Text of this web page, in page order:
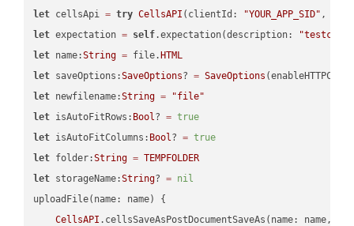
let cellsApi = try CellsAPI (clientId: "YOUR_APP_SID" ,
let expectation = self.expectation(description:
let name:String = file. HTML
let saveOptions:SaveOptions? = SaveOptions
let newfilename:String =
"file"
let isAutoFitRows: Bool? = true
let isAutoFitColumns: Bool? = true
let folder:String = TEMPFOLDER
let storageName:String? = nil
uploadFile(name: name) {
CellsAPI .cellsSaveAsPostDocumentSaveAs(name: